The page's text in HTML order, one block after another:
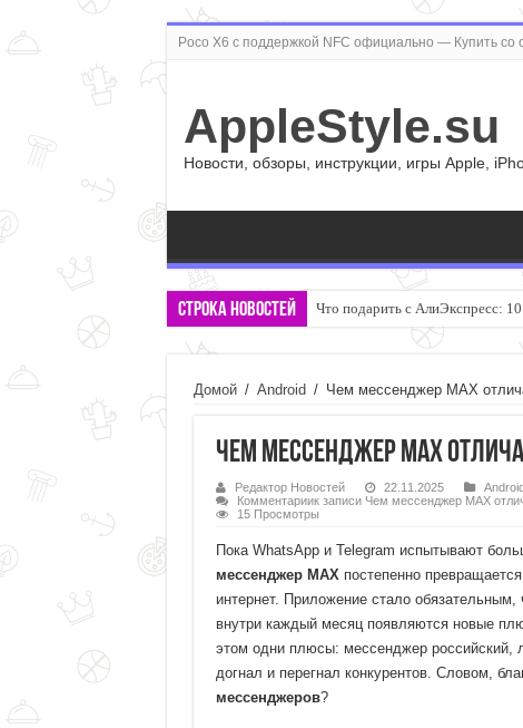
Poco X6 с поддержкой NFC официально — Купить со
AppleStyle.su
Новости, обзоры, инструкции, игры Apple,
Строка новостей Что подарить с АлиЭкспресс: 10
Домой / Android / Чем мессенджер MAX
Чем мессенджер MAX
Редактор Новостей 22.11.2025
Комментариик записи Чем мессенджер MAX
15 Просмотры
Пока WhatsApp и Telegram испытывают
мессенджер MAXпостепенно
интернет. Приложение стало
внутри каждый месяц появляются новые
этом одни плюсы: мессенджер российский,
догнал и перегнал конкурентов. Словом,
мессенджеров?